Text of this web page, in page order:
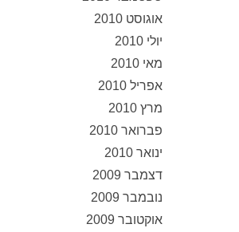
אוגוסט 2010
יולי 2010
מאי 2010
אפריל 2010
מרץ 2010
פברואר 2010
ינואר 2010
דצמבר 2009
נובמבר 2009
אוקטובר 2009